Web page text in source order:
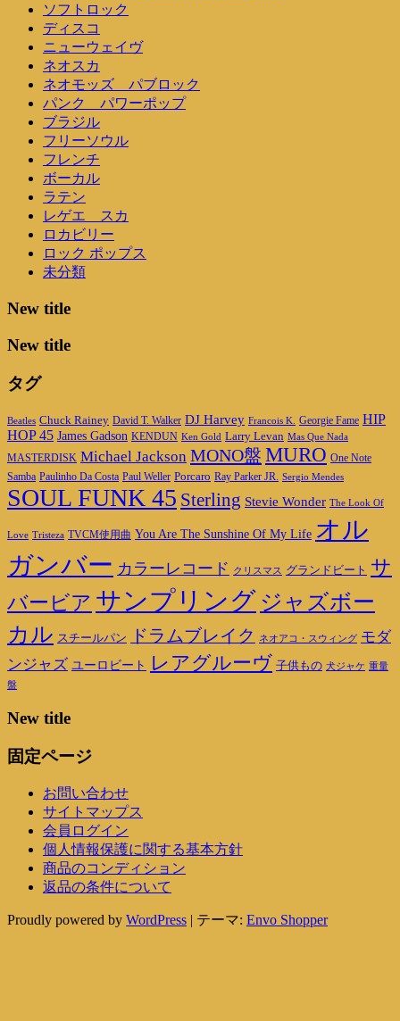
ソフトロック
ディスコ
ニューウェイヴ
ネオスカ
ネオモッズ パブロック
パンク パワーポップ
ブラジル
フリーソウル
フレンチ
ボーカル
ラテン
レゲエ スカ
ロカビリー
ロック ポップス
未分類
New title
New title
タグ
Beatles Chuck Rainey David T. Walker DJ Harvey Francois K. Georgie Fame HIP
HOP 45 James Gadson KENDUN Ken Gold Larry Levan Mas Que Nada
MASTERDISK Michael Jackson MONO盤 MURO One Note
Samba Paulinho Da Costa Paul Weller Porcaro Ray Parker JR. Sergio Mendes
SOUL FUNK 45 Sterling Stevie Wonder The Look Of
Love Tristeza TVCM使用曲 You Are The Sunshine Of My Life オル
ガンバー カラーレコード クリスマス グランドビート サ
バービア サンプリング ジャズボー
カル スチールパン ドラムブレイク ネオアコ・スウィング モダ
ンジャズ ユーロビート レアグルーヴ 子供もの 犬ジャケ 重量
盤
New title
固定ページ
お問い合わせ
サイトマップス
会員ログイン
個人情報保護に関する基本方針
商品のコンディション
返品の条件について
Proudly powered by WordPress | テーマ: Envo Shopper